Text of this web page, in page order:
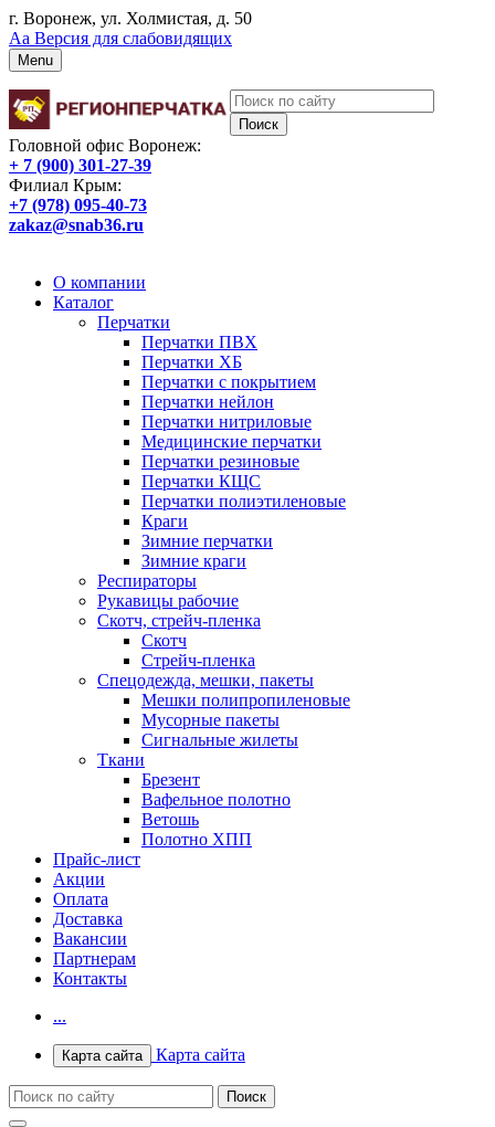
г. Воронеж, ул. Холмистая, д. 50
Аа Версия для слабовидящих
Menu
Головной офис Воронеж:
+ 7 (900) 301-27-39
Филиал Крым:
+7 (978) 095-40-73
zakaz@snab36.ru
О компании
Каталог
Перчатки
Перчатки ПВХ
Перчатки ХБ
Перчатки с покрытием
Перчатки нейлон
Перчатки нитриловые
Медицинские перчатки
Перчатки резиновые
Перчатки КЩС
Перчатки полиэтиленовые
Краги
Зимние перчатки
Зимние краги
Респираторы
Рукавицы рабочие
Скотч, стрейч-пленка
Скотч
Стрейч-пленка
Спецодежда, мешки, пакеты
Мешки полипропиленовые
Мусорные пакеты
Сигнальные жилеты
Ткани
Брезент
Вафельное полотно
Ветошь
Полотно ХПП
Прайс-лист
Акции
Оплата
Доставка
Вакансии
Партнерам
Контакты
...
Карта сайта Карта сайта